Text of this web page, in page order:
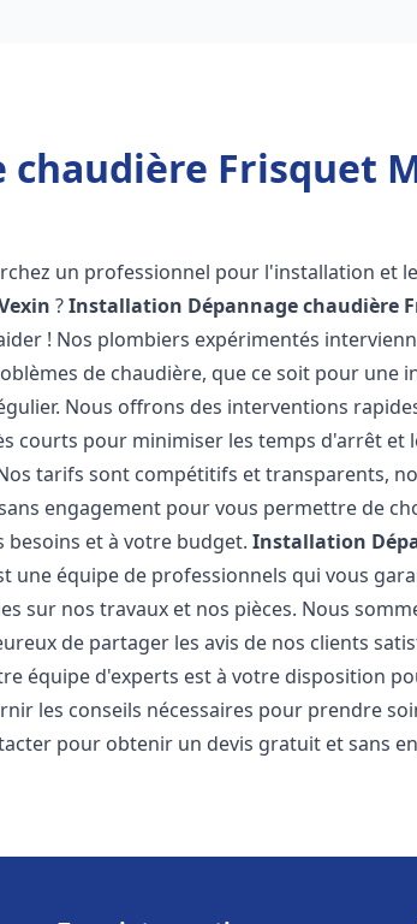
Frisquet
un professionnel pour l'installation et
?Installation Dépannage chaudière
! Nos plombiers expérimentés
de chaudière, que ce soit pour une
Nous offrons des interventions
courts pour minimiser les temps d'arrêt et
tarifs sont compétitifs et transparents,
engagement pour vous permettre de
besoins et à votre budget.Installation
une équipe de professionnels qui vous
sur nos travaux et nos pièces. Nous
de partager les avis de nos clients
équipe d'experts est à votre disposition
les conseils nécessaires pour prendre
pour obtenir un devis gratuit et sans